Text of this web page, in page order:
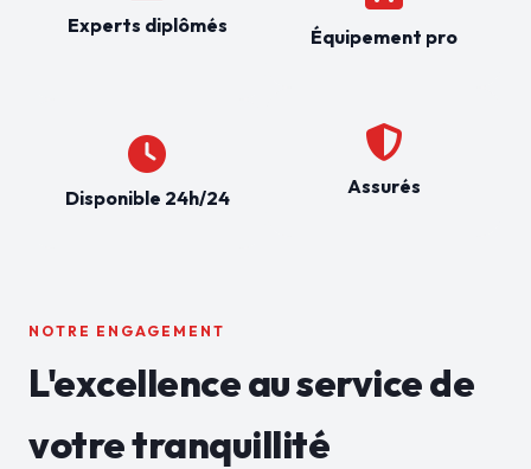
Experts diplômés
Disponible 24h/24
Équipement pro
Assurés
NOTRE ENGAGEMENT
L'excellence au service de
votre tranquillité